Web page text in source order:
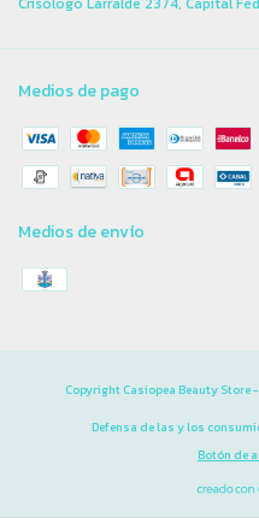
Medios de pago
Medios de envío
Copyright Casiopea Beauty Store
Defensa de las y los
Botón de